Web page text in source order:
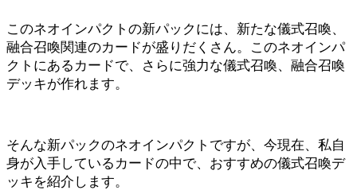
このネオインパクトの新パックには、新たな儀式召喚、
融合召喚関連のカードが盛りだくさん。このネオインパ
クトにあるカードで、さらに強力な儀式召喚、融合召喚
デッキが作れます。
そんな新パックのネオインパクトですが、今現在、私自
身が入手しているカードの中で、おすすめの儀式召喚デ
ッキを紹介します。